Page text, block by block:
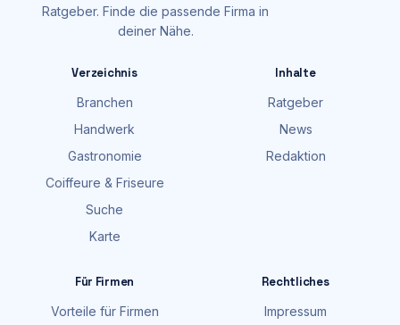
Ratgeber. Finde die passende Firma in
deiner Nähe.
Verzeichnis
Branchen
Handwerk
Gastronomie
Coiffeure & Friseure
Suche
Karte
Inhalte
Ratgeber
News
Redaktion
Für Firmen
Vorteile für Firmen
Rechtliches
Impressum